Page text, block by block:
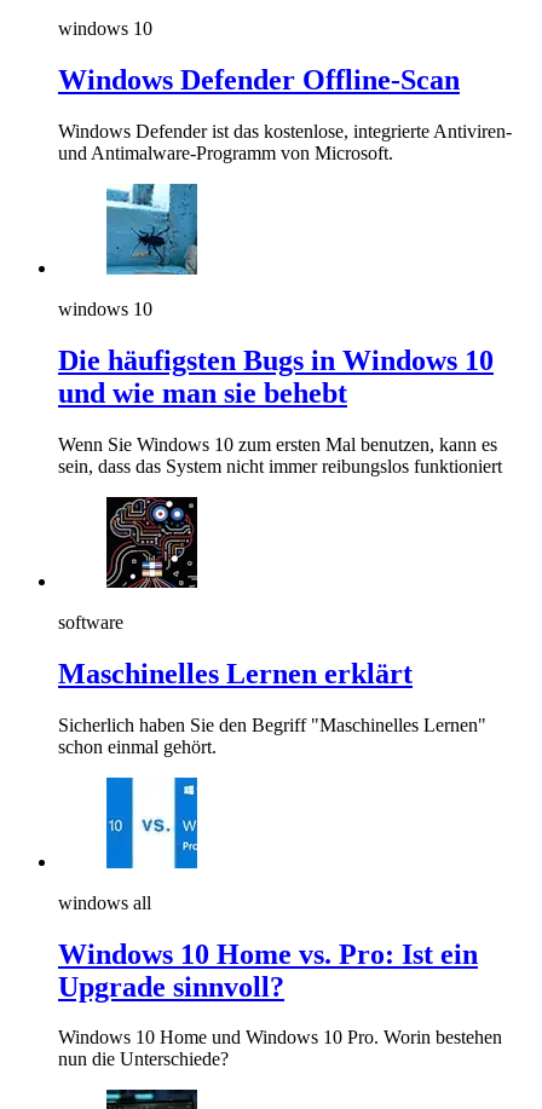
windows 10
Windows Defender Offline-Scan
Windows Defender ist das kostenlose, integrierte Antiviren-
und Antimalware-Programm von Microsoft.
windows 10
Die häufigsten Bugs in Windows 10
und wie man sie behebt
Wenn Sie Windows 10 zum ersten Mal benutzen, kann es
sein, dass das System nicht immer reibungslos funktioniert
software
Maschinelles Lernen erklärt
Sicherlich haben Sie den Begriff "Maschinelles Lernen"
schon einmal gehört.
windows all
Windows 10 Home vs. Pro: Ist ein
Upgrade sinnvoll?
Windows 10 Home und Windows 10 Pro. Worin bestehen
nun die Unterschiede?